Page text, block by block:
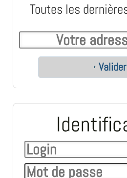
Toutes les
Valider